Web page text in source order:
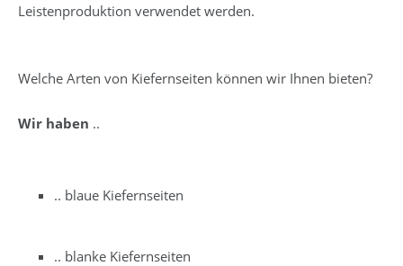
Leistenproduktion verwendet werden.
Welche Arten von Kiefernseiten können wir Ihnen bieten?
Wir haben ..
.. blaue Kiefernseiten
.. blanke Kiefernseiten